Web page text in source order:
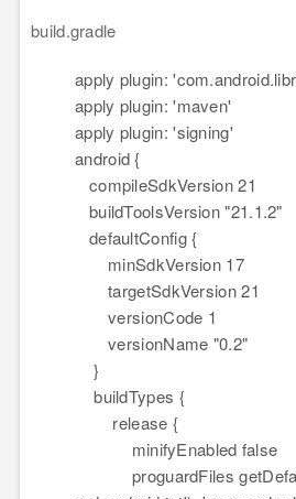
build.gradle
apply plugin:
apply plugin: 'maven'
apply plugin: 'signing'
android {
compileSdkVersion 21
buildToolsVersion "21.1.2"
defaultConfig {
minSdkVersion 17
targetSdkVersion 21
versionCode 1
versionName "0.2"
}
buildTypes {
release {
minifyEnabled false
proguardFiles